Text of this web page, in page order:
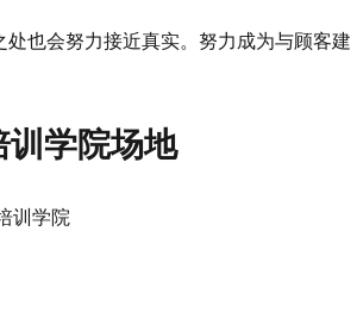
也会努力接近真实。努力成为与顾客建
学院场地